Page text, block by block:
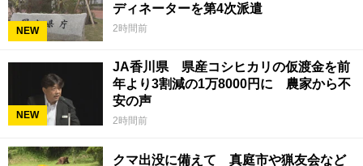
NEW
ディネーターを第4次派遣
2時間前
NEW
JA香川県 県産コシヒカリの仮渡金を前
年より3割減の1万8000円に 農家から不
安の声
2時間前
クマ出没に備えて 真庭市や猟友会など